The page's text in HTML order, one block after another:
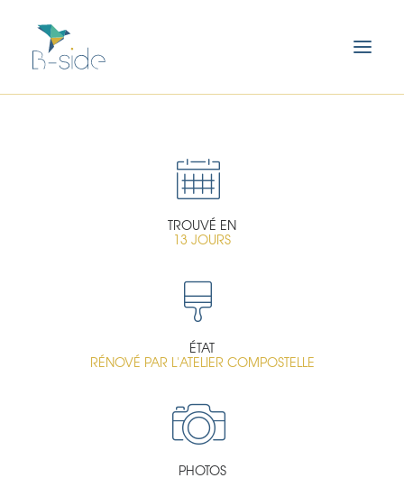
TROUVÉ EN
13 JOURS
ÉTAT
RÉNOVÉ PAR L'ATELIER COMPOSTELLE
PHOTOS